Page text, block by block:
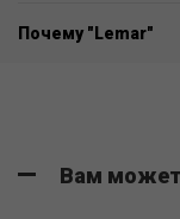
Почему "Lemar"
Вам может